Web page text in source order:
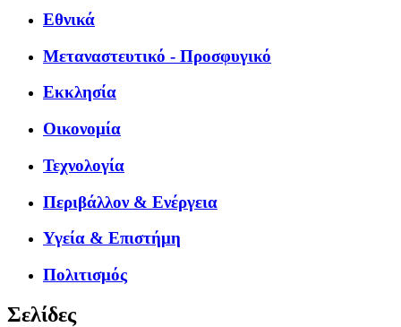
Εθνικά
Μεταναστευτικό - Προσφυγικό
Εκκλησία
Οικονομία
Τεχνολογία
Περιβάλλον & Ενέργεια
Υγεία & Επιστήμη
Πολιτισμός
Σελίδες